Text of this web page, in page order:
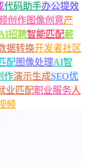
代码助手办公提效
创作图像创意产
招聘智能匹配薪
据转换开发者社区
配图像处理AI智
作演示生成SEO优
业匹配职业服务人
频